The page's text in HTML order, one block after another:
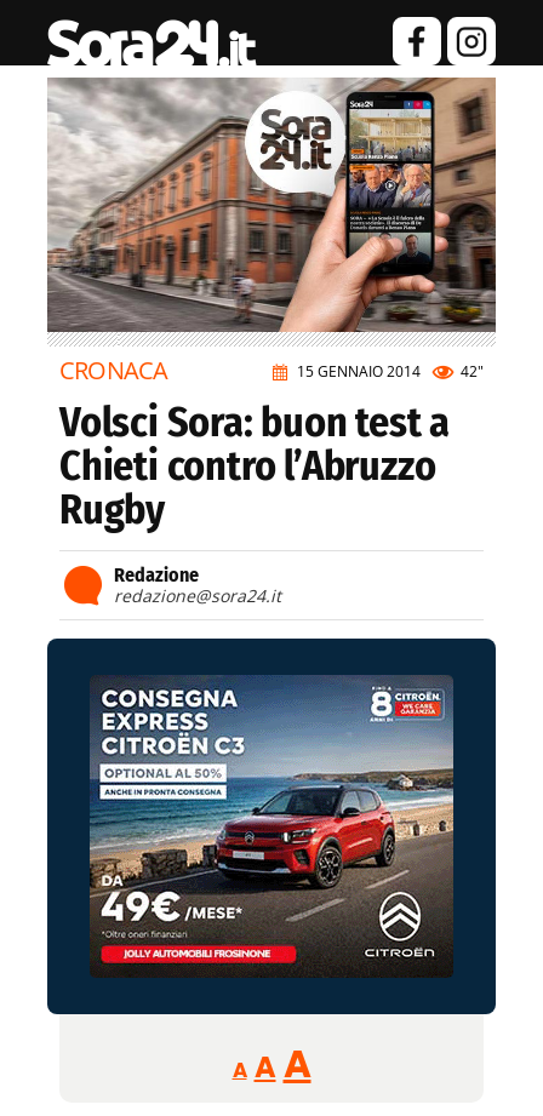
15 GENNAIO 2014 42"
CRONACA
Volsci Sora: buon test a
Chieti contro l’Abruzzo
Rugby
Redazione
redazione@sora24.it
A
Reducir
tamaño
A Restablecer
AAumentar